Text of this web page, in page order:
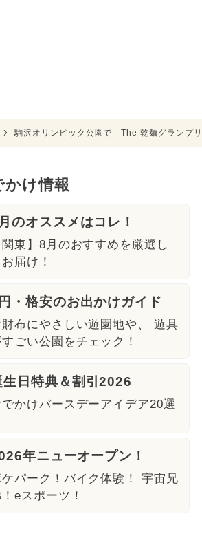
駒沢オリンピック公園で「The 乾麺グラン
け情報
のオススメはコレ！
関東】8月のおすすめを厳選し
届け！
・格安のお出かけガイド
財布にやさしい遊園地や、 遊具
ごい公園をチェック！
生日特典＆割引2026
でかけバースデーアイデア20選
年ニューオープン！
パーク！バイク体験！ 宇宙兄
eスポーツ！